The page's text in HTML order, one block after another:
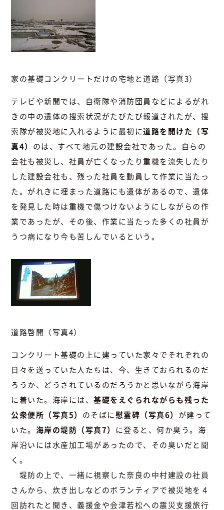
家の基礎コンクリートだけの宅地と道路（写真3）
テレビや新聞では、自衛隊や消防団員などによるがれ
きの中の遺体の捜索状況がたびたび報道されたが、捜
索隊が被災地に入れるように最初に道路を開けた（写
真4） のは、すべて地元の建設会社であった。自らの
会社も被災し、社員が亡くなったり重機を流失したり
した建設会社も、残った社員を動員して作業に当たっ
た。がれきに埋まった道路にも遺体があるので、遺体
を発見した時は重機で傷つけないようにしながらの作
業であったが、その後、作業に当たった多くの社員が
うつ病になり今も苦しんでいるという。
道路啓開（写真4）
コンクリート基礎の上に建っていた家々でそれぞれの
日々を送っていた人たちは、今、生きておられるのだ
ろうか、どうされているのだろうかと思いながら海岸
に着いた。海岸には、基礎をえぐられながらも残った
公衆便所（写真5） のそばに慰霊碑（写真6） が建って
いた。 海岸の堤防（写真7） に登ると、何か臭う。海
岸沿いには水産加工場があったので、その臭いだと聞
く。
堤防の上で、一緒に視察した奈良の中村建設の社員
さんから、炊き出しなどのボランティアで被災地を４
回訪れたと聞き、義援金や会津若松への震災支援旅行